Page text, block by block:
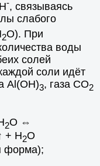
-, связываясь
слабого
2О). При
воды
солей
соли идёт
Al(OH)3, газа СО2
2O ⇔
+ Н2О
форма);